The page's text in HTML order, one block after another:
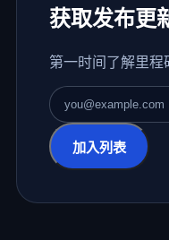
获取发布更
第一时间了解里程
电子邮件地址
加入列表